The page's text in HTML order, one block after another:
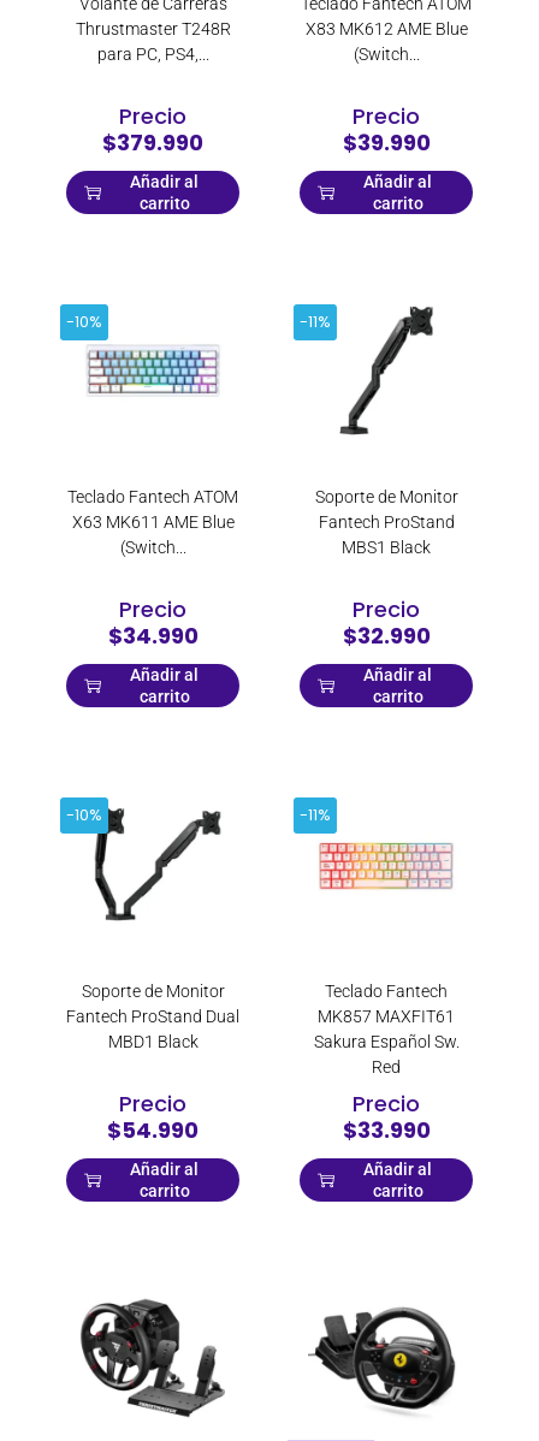
Thrustmaster T248R
para PC, PS4,...
Precio
$379.990
Añadir al
carrito
X83 MK612 AME Blue
(Switch...
Precio
$39.990
Añadir al
carrito
-10%
Teclado Fantech ATOM
X63 MK611 AME Blue
(Switch...
Precio
$34.990
Añadir al
carrito
-11%
Soporte de Monitor
Fantech ProStand
MBS1 Black
Precio
$32.990
Añadir al
carrito
-10%
Soporte de Monitor
Fantech ProStand Dual
MBD1 Black
Precio
$54.990
Añadir al
carrito
-11%
Teclado Fantech
MK857 MAXFIT61
Sakura Español Sw.
Red
Precio
$33.990
Añadir al
carrito